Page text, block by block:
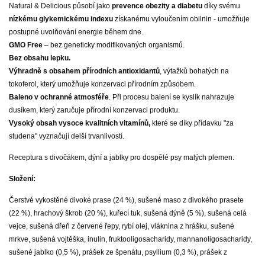
Natural & Delicious působí jako prevence obezity a diabetu díky svému
nízkému glykemickému indexu získanému vyloučením obilnin - umožňuje
postupné uvolňování energie během dne.
GMO Free – bez geneticky modifikovaných organismů.
Bez obsahu lepku.
Výhradně s obsahem přírodních antioxidantů, výtažků bohatých na
tokoferol, který umožňuje konzervaci přírodním způsobem.
Baleno v ochranné atmosféře. Při procesu balení se kyslík nahrazuje
dusíkem, který zaručuje přírodní konzervaci produktu.
Vysoký obsah vysoce kvalitních vitamínů, které se díky přídavku "za
studena" vyznačují delší trvanlivostí.
Receptura s divočákem, dýní a jablky pro dospělé psy malých plemen.
Složení:
Čerstvé vykostěné divoké prase (24 %), sušené maso z divokého prasete
(22 %), hrachový škrob (20 %), kuřecí tuk, sušená dýně (5 %), sušená celá
vejce, sušená dřeň z červené řepy, rybí olej, vláknina z hrášku, sušené
mrkve, sušená vojtěška, inulin, fruktooligosacharidy, mannanoligosacharidy,
sušené jablko (0,5 %), prášek ze špenátu, psyllium (0,3 %), prášek z